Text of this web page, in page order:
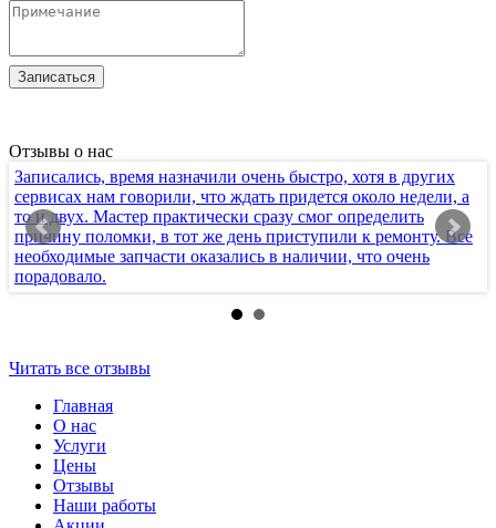
Отзывы о нас
Записались, время назначили очень быстро, хотя в других
сервисах нам говорили, что ждать придется около недели, а
то и двух. Мастер практически сразу смог определить
причину поломки, в тот же день приступили к ремонту. Все
необходимые запчасти оказались в наличии, что очень
порадовало.
Читать все отзывы
Главная
О нас
Услуги
Цены
Отзывы
Наши работы